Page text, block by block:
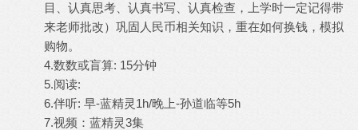
目、认真思考、认真书写、认真检查，上学时一定记得带
来老师批改）巩固人民币相关知识，重在如何换钱，模拟
购物。
4.数数或盲算: 15分钟
5.阅读:
6.伴听: 早-蓝精灵1h/晚上-孙道临等5h
7.视频：蓝精灵3集